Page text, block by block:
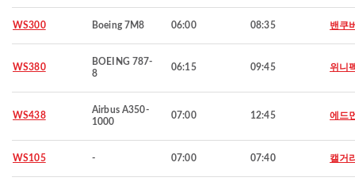
WS300 Boeing 7M8 06:00 08:35 밴쿠
WS380
BOEING 787-
8
06:15 09:45 위니
WS438
Airbus A350-
1000
07:00 12:45 에드
WS105 - 07:00 07:40 캘거